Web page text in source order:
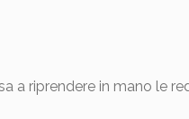
a riprendere in mano le